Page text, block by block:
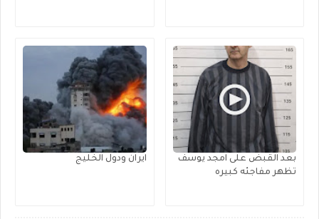
بعد القبض على امجد يوسف
تظهر مفاجئه كبيره
ايران ودول الخليج